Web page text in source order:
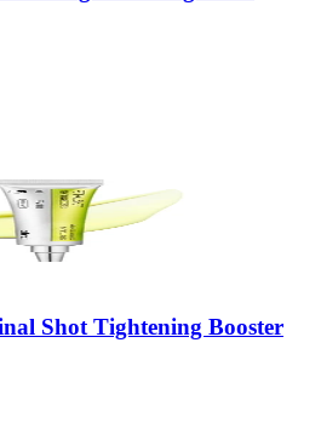
Shot Tightening Booster